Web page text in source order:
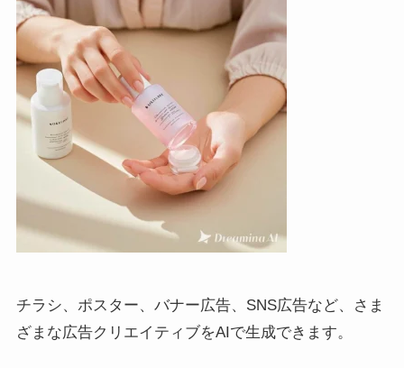
チラシ、ポスター、バナー広告、SNS広告など、さま
ざまな広告クリエイティブをAIで生成できます。